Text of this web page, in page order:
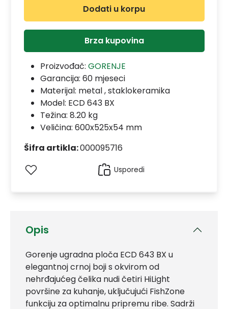
Opis
Gorenje ugradna ploča ECD 643 BX u
elegantnoj crnoj boji s okvirom od
nehrđajućeg čelika nudi četiri HiLight
površine za kuhanje, uključujući FishZone
funkciju za optimalnu pripremu ribe. Sadrži
Dodati u korpu
Brza kupovina
Proizvođač: GORENJE
Garancija: 60 mjeseci
Materijal: metal , staklokeramika
Model: ECD 643 BX
Težina: 8.20 kg
Veličina: 600x525x54 mm
Šifra artikla:000095716
Usporedi